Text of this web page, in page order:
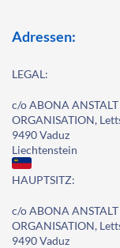
Adressen:
LEGAL:
c/o ABONA
ORGANISATION,
9490 Vaduz
Liechtenstein
HAUPTSITZ:
c/o ABONA
ORGANISATION,
9490 Vaduz